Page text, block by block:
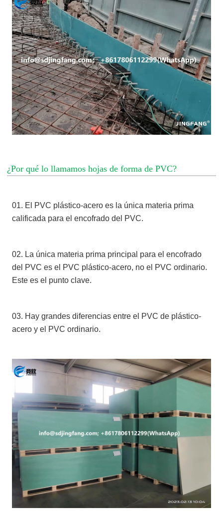
¿Por qué lo llamamos hojas de forma de PVC?
01. El PVC plástico-acero es la única materia prima
calificada para el encofrado del PVC.
02. La única materia prima principal para el encofrado
del PVC es el PVC plástico-acero, no el PVC ordinario.
Este es el punto clave.
03. Hay grandes diferencias entre el PVC de plástico-
acero y el PVC ordinario.